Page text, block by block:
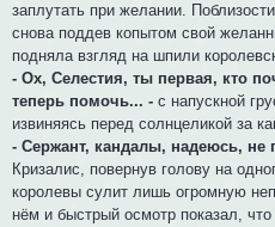
заплутать при желании.
снова поддев копытом свой
подняла взгляд на шпили
- Ох, Селестия, ты первая, кто
теперь помочь... -с напускной
извиняясь перед солнцеликой за
- Сержант, кандалы, надеюсь, не
Кризалис, повернув голову на
королевы сулит лишь огромную
нём и быстрый осмотр показал,